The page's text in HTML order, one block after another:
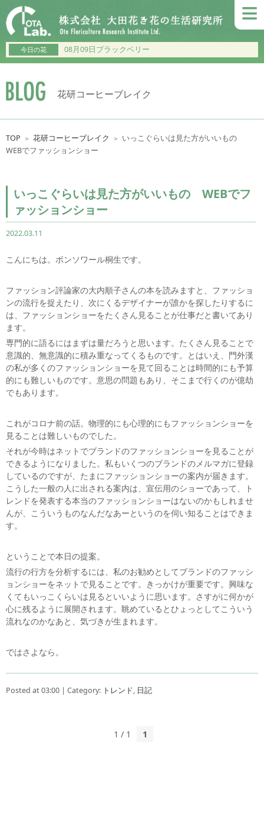
≡
今日の花 08月09日ブラックベリー
花研コーヒーブレイク
TOP ＞ 花研コーヒーブレイク ＞ いっこぐらいは見た方がいいもの
WEBでファッションショー
いっこぐらいは見た方がいいもの WEBでフ
ァッションショー
2022.03.11
こんにちは。ボンソワール桐生です。
ファッション評論家の大内順子さんの本を読みますと、ファッショ
ンの流行を捉えたり、次にくるデザイナーが誰かを探したりするに
は、ファッションショーをたくさん見ることが仕事だと書いてあり
ます。
専門的に語るにはまずは量だろうと思います。たくさん見ることで
意識的、無意識的に積み重なってくるものです。とはいえ、門外漢
の私が多くのファッションショーを見て回ることは時間的にも予算
的にも難しいものです。意思の問題もあり、そこまで行くのが億劫
でもあります。
これがコロナ前の話。物理的にも心理的にもファッションショーを
見ることは難しいものでした。
それが今時はネットでブランドのファッションショーを見ることが
できるようになりました。私もいくつのブランドのメルマガに登録
しているのですが、たまにファッションショーの案内が届きます。
こうした一般の人に出される案内は、宣伝用のショーであって、ト
レンドを発表する本当のファッションショーはないのかもしれませ
んが、こういうものなんだなあーというのを伺い知ることはできま
す。
ということで本日の提案。
流行の行方を分析するには、私のお勧めとしてブランドのファッシ
ョンショーをネットで見ることです。きっかけが重要です。興味な
くてもいっこくらいは見るといいように思います。さすがに何かが
心に残るように展開されます。眺めているとひょっとしてこういう
流れなのかなあと、気づきが生まれます。
ではさよなら。
Posted at 03:00 | Category: トレンド, 日記
1 / 1 1